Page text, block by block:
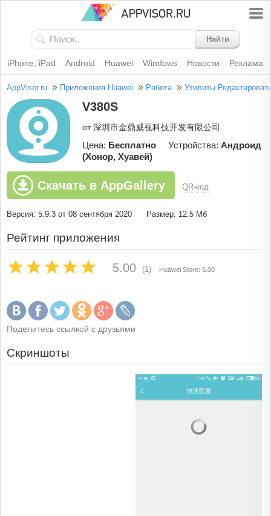
Найти
iPhone, iPad Android Huawei Windows Новости Реклама
AppVisor.ru » Приложения Huawei » Работа » Утилиты
V380S
от 深圳市金鼎威视科技开发有限公司
Цена: Бесплатно Устройства: Андроид
(Хонор, Хуавей)
Скачать в AppGallery QR-код
Версия: 5.9.3 от 08 сентября 2020 Размер: 12.5 Мб
Рейтинг приложения
5.00 (1) Huawei Store: 5.00
Поделитесь ссылкой с друзьями
Скриншоты